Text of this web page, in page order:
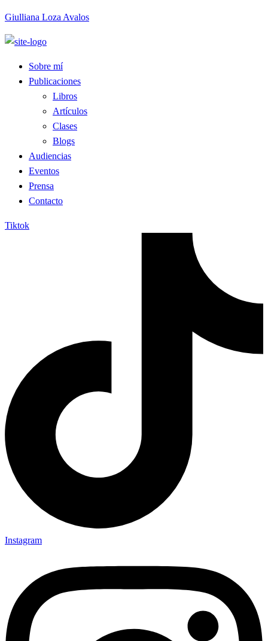
Giulliana Loza Avalos
Sobre mí
Publicaciones
Libros
Artículos
Clases
Blogs
Audiencias
Eventos
Prensa
Contacto
Tiktok
Instagram